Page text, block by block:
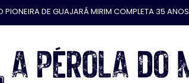
DE GUAJARÁ MIRIM COMPLETA 35 ANOS